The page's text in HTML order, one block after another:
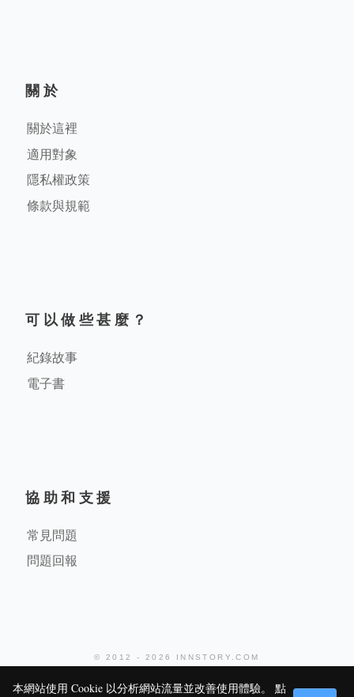
關於
關於這裡
適用對象
隱私權政策
條款與規範
可以做些甚麼？
紀錄故事
電子書
協助和支援
常見問題
問題回報
© 2012 - 2026 INNSTORY.COM
本網站使用 Cookie 以分析網站流量並改善使用體驗。 點